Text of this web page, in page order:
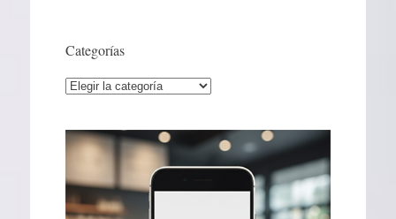
Categorías
Categorías